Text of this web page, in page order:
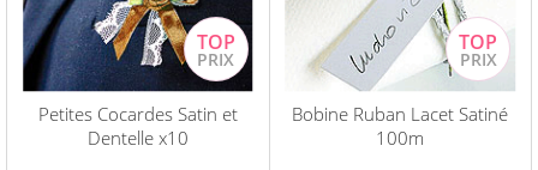
Petites Cocardes Satin et
Dentelle x10
Bobine Ruban Lacet Satiné
100m